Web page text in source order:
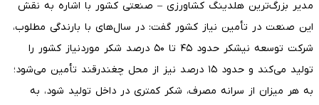
مدیر بزرگ‌ترین هلدینگ کشاورزی – صنعتی کشور با اشاره به نقش
این صنعت در تأمین نیاز کشور گفت: در سال‌های با بارندگی مطلوب،
شرکت توسعه نیشکر حدود ۴۵ تا ۵۰ درصد شکر موردنیاز کشور را
تولید می‌کند و حدود ۱۵ درصد نیز از محل چغندرقند تأمین می‌شود؛
به هر میزان از سرانه مصرف، شکر کمتری در داخل تولید شود، به